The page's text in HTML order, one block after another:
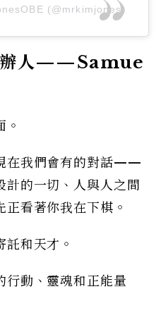
(@mrkimjones)
人——Samue
。
在我們會有的對話——
計的一切、人與人之間
看著你我在下棋。
和天才。
行動、靈魂和正能量